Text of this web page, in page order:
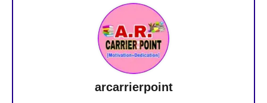
arcarrierpoint